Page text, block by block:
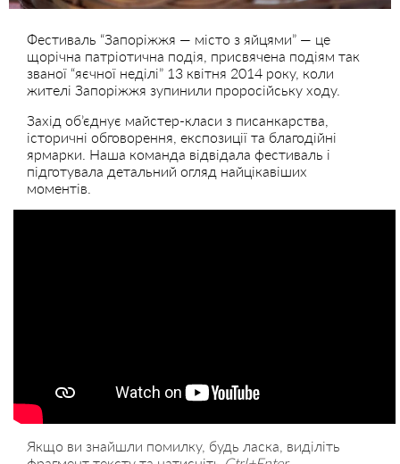
Фестиваль “Запоріжжя — місто з яйцями” — це
щорічна патріотична подія, присвячена подіям так
званої “яєчної неділі” 13 квітня 2014 року, коли
жителі Запоріжжя зупинили проросійську ходу.
Захід об’єднує майстер-класи з писанкарства,
історичні обговорення, експозиції та благодійні
ярмарки. Наша команда відвідала фестиваль і
підготувала детальний огляд найцікавіших
моментів.
Якщо ви знайшли помилку, будь ласка, виділіть